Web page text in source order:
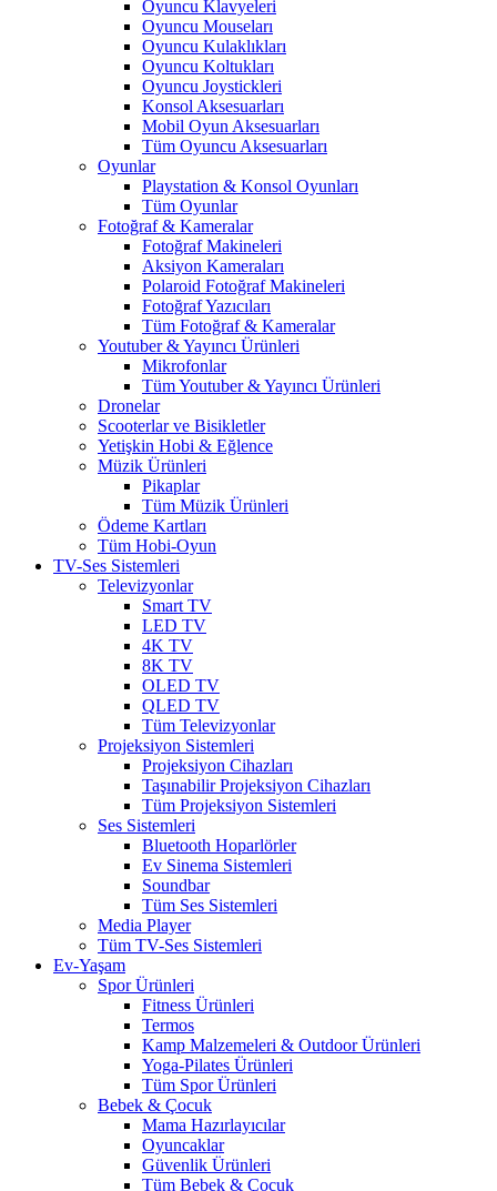
Oyuncu Klavyeleri
Oyuncu Mouseları
Oyuncu Kulaklıkları
Oyuncu Koltukları
Oyuncu Joystickleri
Konsol Aksesuarları
Mobil Oyun Aksesuarları
Tüm Oyuncu Aksesuarları
Oyunlar
Playstation & Konsol Oyunları
Tüm Oyunlar
Fotoğraf & Kameralar
Fotoğraf Makineleri
Aksiyon Kameraları
Polaroid Fotoğraf Makineleri
Fotoğraf Yazıcıları
Tüm Fotoğraf & Kameralar
Youtuber & Yayıncı Ürünleri
Mikrofonlar
Tüm Youtuber & Yayıncı Ürünleri
Dronelar
Scooterlar ve Bisikletler
Yetişkin Hobi & Eğlence
Müzik Ürünleri
Pikaplar
Tüm Müzik Ürünleri
Ödeme Kartları
Tüm Hobi-Oyun
TV-Ses Sistemleri
Televizyonlar
Smart TV
LED TV
4K TV
8K TV
OLED TV
QLED TV
Tüm Televizyonlar
Projeksiyon Sistemleri
Projeksiyon Cihazları
Taşınabilir Projeksiyon Cihazları
Tüm Projeksiyon Sistemleri
Ses Sistemleri
Bluetooth Hoparlörler
Ev Sinema Sistemleri
Soundbar
Tüm Ses Sistemleri
Media Player
Tüm TV-Ses Sistemleri
Ev-Yaşam
Spor Ürünleri
Fitness Ürünleri
Termos
Kamp Malzemeleri & Outdoor Ürünleri
Yoga-Pilates Ürünleri
Tüm Spor Ürünleri
Bebek & Çocuk
Mama Hazırlayıcılar
Oyuncaklar
Güvenlik Ürünleri
Tüm Bebek & Çocuk